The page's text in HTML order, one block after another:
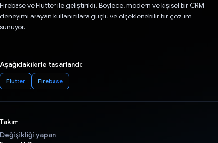
Firebase ve Flutter ile geliştirildi. Böylece, modern ve kişisel bir CRM
deneyimi arayan kullanıcılara güçlü ve ölçeklenebilir bir çözüm
sunuyor.
Aşağıdakilerle tasarlandı:
Flutter Firebase
Takım
Değişikliği yapan